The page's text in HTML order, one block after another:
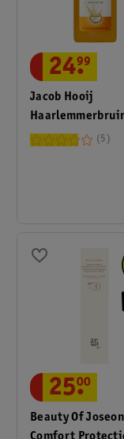
Jacob Hooij
Spf 150Ml
24.
99
5
Beauty Of Joseon
25.
00